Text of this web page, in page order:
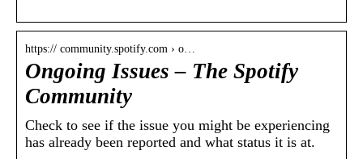
https:// community.spotify.com › o…
Ongoing Issues – The Spotify
Community
Check to see if the issue you might be experiencing
has already been reported and what status it is at.